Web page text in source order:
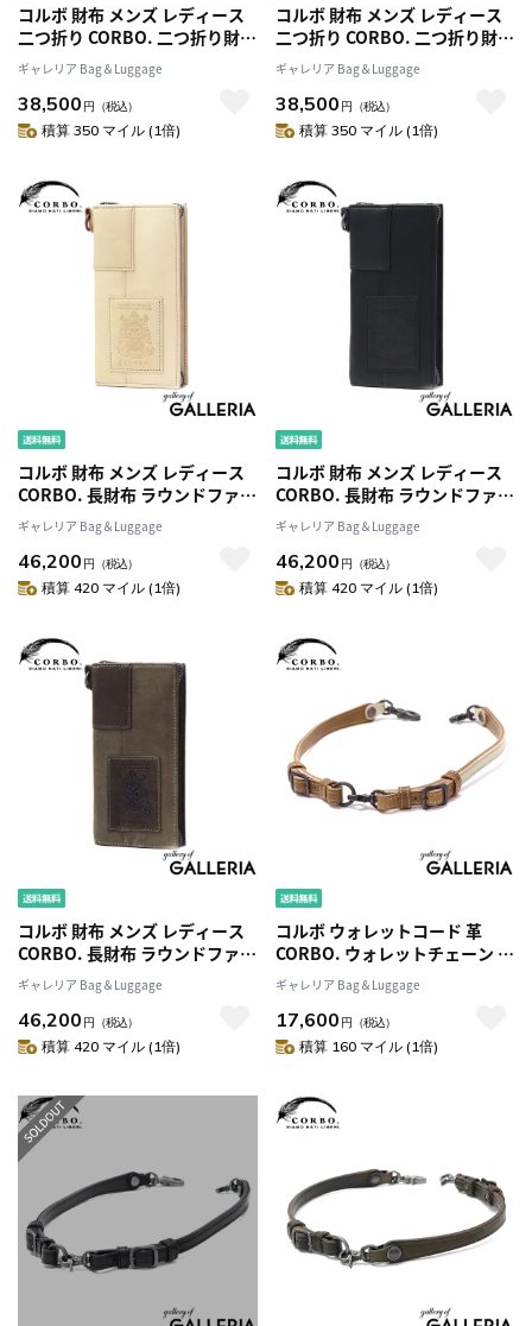
コルボ 財布 メンズ レディース
二つ折り CORBO. 二つ折り財布
ファスナー カードがたくさん入
る 小銭入れ BOX型小銭入れ ブ
ランド 本革 革 レザー 縦型 ウォ
レット 日本製 equines 札入れ
ギャレリア Bag＆Luggage
38,500 円 （税込）
積算 350 マイル (1倍)
コルボ 財布 メンズ レディース
二つ折り CORBO. 二つ折り財布
ファスナー カードがたくさん入
る 小銭入れ BOX型小銭入れ ブ
ランド 本革 革 レザー 縦型 ウォ
レット 日本製 equines 札入れ
ギャレリア Bag＆Luggage
38,500 円 （税込）
積算 350 マイル (1倍)
コルボ 財布 メンズ レディース
CORBO. 長財布 ラウンドファス
ナー 大容量 小銭入れ カード収
納 おしゃれ ブランド 本革 革 レ
ザー 大人 ウォレット ロングウ
ォレット 日本製 equines 束入
ギャレリア Bag＆Luggage
46,200 円 （税込）
積算 420 マイル (1倍)
コルボ 財布 メンズ レディース
CORBO. 長財布 ラウンドファス
ナー 大容量 小銭入れ カード収
納 おしゃれ ブランド 本革 革 レ
ザー 大人 ウォレット ロングウ
ォレット 日本製 equines 束入
ギャレリア Bag＆Luggage
46,200 円 （税込）
積算 420 マイル (1倍)
コルボ 財布 メンズ レディース
CORBO. 長財布 ラウンドファス
ナー 大容量 小銭入れ カード収
納 おしゃれ ブランド 本革 革 レ
ザー 大人 ウォレット ロングウ
ォレット 日本製 equines 束入
ギャレリア Bag＆Luggage
46,200 円 （税込）
積算 420 マイル (1倍)
コルボ ウォレットコード 革
CORBO. ウォレットチェーン 本
革 レザー 馬革 財布 ウォレット
コード 紐 チェーン 落下防止 落
下予防 おしゃれ ブランド メン
ズ レディース 日本製 equines
ギャレリア Bag＆Luggage
17,600 円 （税込）
積算 160 マイル (1倍)